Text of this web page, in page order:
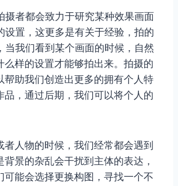
摄者都会致力于研究某种效果画面
设置，这更多是有关于经验，拍的
当我们看到某个画面的时候，自然
么样的设置才能够拍出来。拍摄的
帮助我们创造出更多的拥有个人特
品，通过后期，我们可以将个人的
者人物的时候，我们经常都会遇到
景的杂乱会干扰到主体的表达，
可能会选择更换构图，寻找一个不